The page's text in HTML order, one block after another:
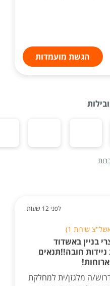
הגשת מועמדות
לפני 12 שעות
שירות 1)
בניין באשדוד
חובה!!תנאים
ה מלגזן/ית למחלקת